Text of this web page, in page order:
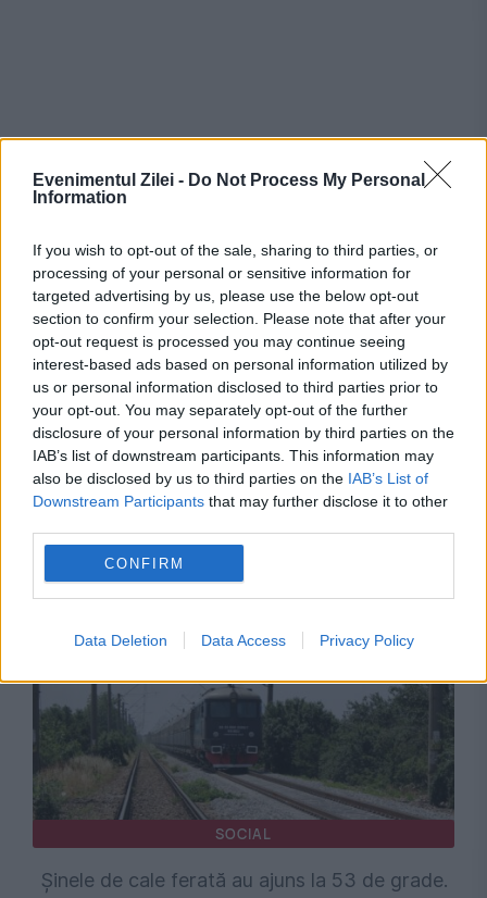
Evenimentul Zilei - Do Not Process My Personal
Information
If you wish to opt-out of the sale, sharing to third parties, or
processing of your personal or sensitive information for
targeted advertising by us, please use the below opt-out
section to confirm your selection. Please note that after your
opt-out request is processed you may continue seeing
interest-based ads based on personal information utilized by
us or personal information disclosed to third parties prior to
your opt-out. You may separately opt-out of the further
disclosure of your personal information by third parties on the
IAB’s list of downstream participants. This information may
also be disclosed by us to third parties on the IAB’s List of
Downstream Participants that may further disclose it to other
CONFIRM
Data Deletion Data Access Privacy Policy
Recomandările noastre
ECONOMIE
Constanța, evaluată peste România de Fitch.
depășește ratingul țării
SOCIAL
Șinele de cale ferată au ajuns la 53 de grade.